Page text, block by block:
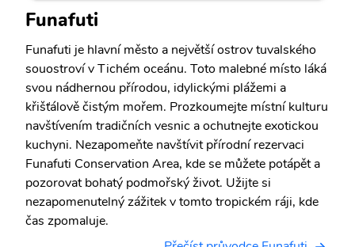
Funafuti
Funafuti je hlavní město a největší ostrov tuvalského
souostroví v Tichém oceánu. Toto malebné místo láká
svou nádhernou přírodou, idylickými plážemi a
křišťálově čistým mořem. Prozkoumejte místní kulturu
navštívením tradičních vesnic a ochutnejte exotickou
kuchyni. Nezapomeňte navštívit přírodní rezervaci
Funafuti Conservation Area, kde se můžete potápět a
pozorovat bohatý podmořský život. Užijte si
nezapomenutelný zážitek v tomto tropickém ráji, kde
čas zpomaluje.